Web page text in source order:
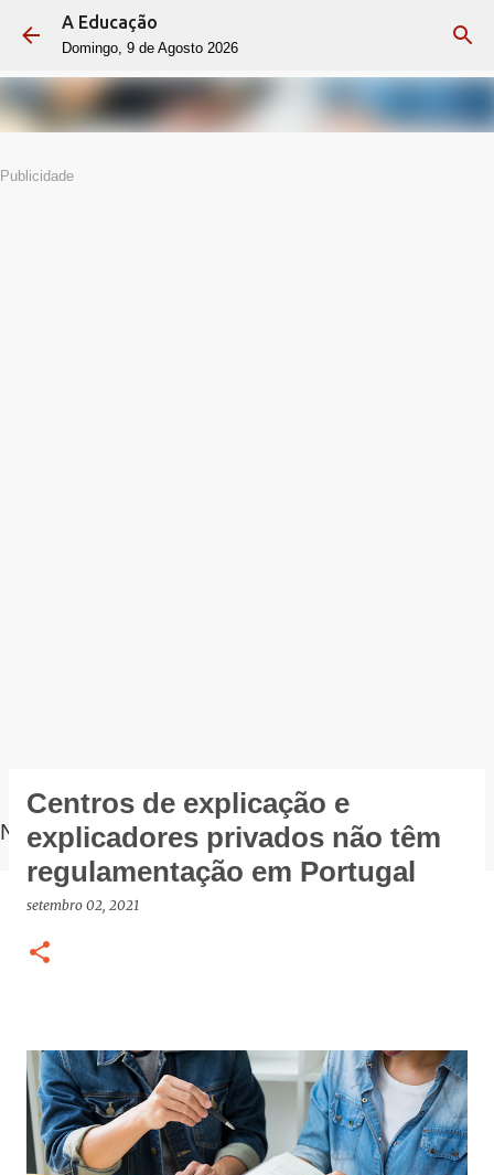
Avançar para o conteúdo principal
A Educação
Domingo, 9 de Agosto 2026
Publicidade
NOTÍCIAS
Centros de explicação e
explicadores privados não têm
regulamentação em Portugal
setembro 02, 2021